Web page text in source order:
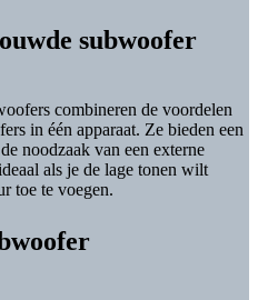
subwoofer
combineren de voordelen
in één apparaat. Ze bieden een
noodzaak van een externe
als je de lage tonen wilt
toe te voegen.